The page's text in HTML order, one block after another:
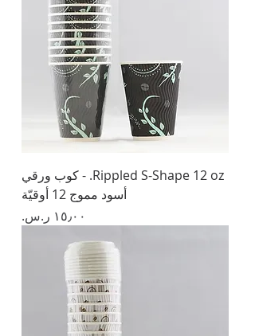
Rippled S-Shape 12 oz. - كوب ورقي
أسود مموج 12 أوقيّة
السعر